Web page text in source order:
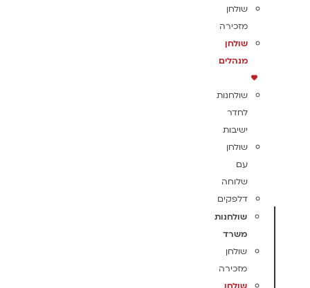
שולחן
מזכירה
שולחן
מנהלים
שולחנות
לחדר
ישיבות
שולחן
עם
שלוחה
דלפקים
שולחנות
משרד
שולחן
מזכירה